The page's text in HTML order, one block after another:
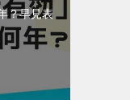
？早見表